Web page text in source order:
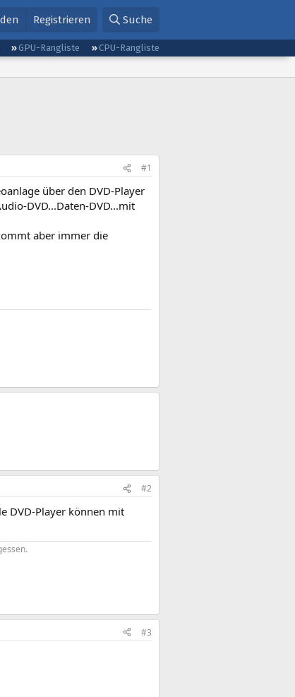
Registrieren Suche
GPU-Rangliste
CPU-Rangliste
#1
über den DVD-Player
DVD...Daten-DVD...mit
aber immer die
#2
DVD-Player können mit
#3